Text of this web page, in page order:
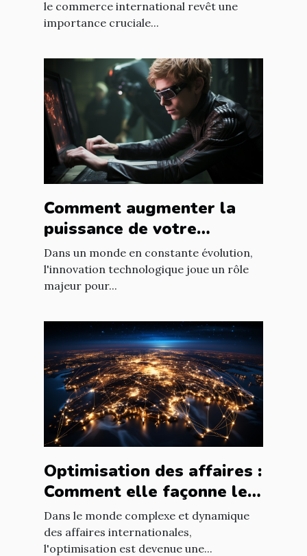
le commerce international revêt une
importance cruciale...
Comment augmenter la
puissance de votre
entreprise grâce aux
nouvelles technologies
Dans un monde en constante évolution,
l'innovation technologique joue un rôle
majeur pour...
Optimisation des affaires :
Comment elle façonne le
paysage économique
international
Dans le monde complexe et dynamique
des affaires internationales,
l'optimisation est devenue une...